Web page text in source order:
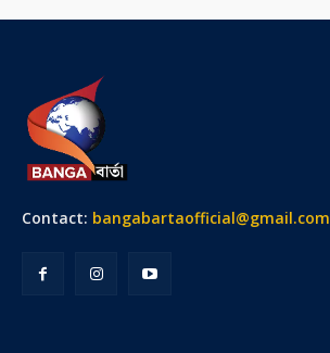
Contact: bangabartaofficial@gmail.com